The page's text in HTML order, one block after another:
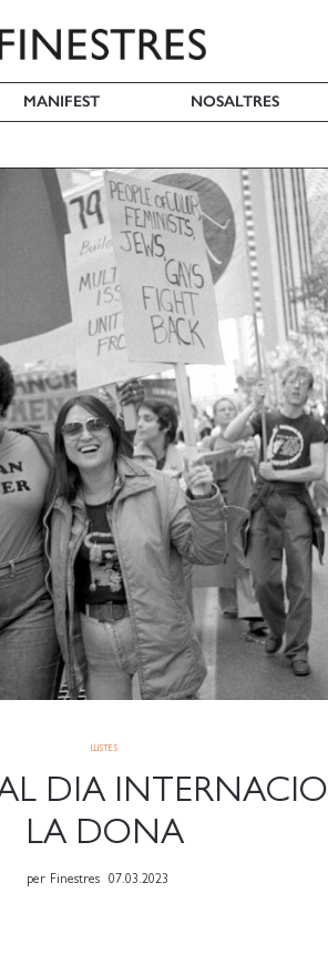
MANIFEST NOSALTRES
LLISTES
AL DIA
LA DONA
per Finestres 07.03.2023